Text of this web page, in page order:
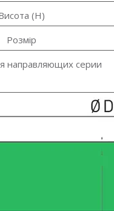
(H)
Розмір
направляющих серии